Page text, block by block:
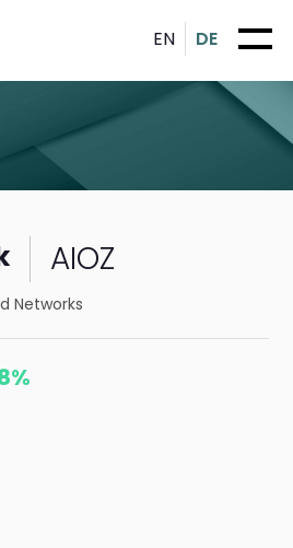
EN DE
AIOZ
Networks